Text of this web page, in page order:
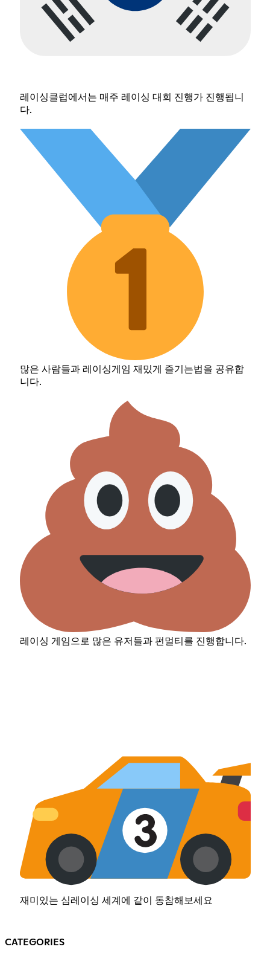
레이싱클럽에서는 매주 레이싱 대회 진행가 진행됩니
다.
많은 사람들과 레이싱게임 재밌게 즐기는법을 공유합
니다.
레이싱 게임으로 많은 유저들과 펀멀티를 진행합니다.
재미있는 심레이싱 세계에 같이 동참해보세요
CATEGORIES